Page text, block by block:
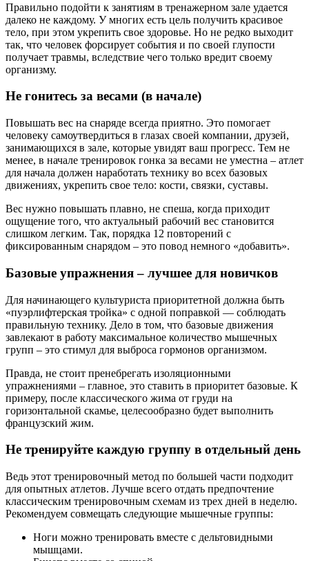
Правильно подойти к занятиям в тренажерном зале удается
далеко не каждому. У многих есть цель получить красивое
тело, при этом укрепить свое здоровье. Но не редко выходит
так, что человек форсирует события и по своей глупости
получает травмы, вследствие чего только вредит своему
организму.
Не гонитесь за весами (в начале)
Повышать вес на снаряде всегда приятно. Это помогает
человеку самоутвердиться в глазах своей компании, друзей,
занимающихся в зале, которые увидят ваш прогресс. Тем не
менее, в начале тренировок гонка за весами не уместна – атлет
для начала должен наработать технику во всех базовых
движениях, укрепить свое тело: кости, связки, суставы.
Вес нужно повышать плавно, не спеша, когда приходит
ощущение того, что актуальный рабочий вес становится
слишком легким. Так, порядка 12 повторений с
фиксированным снарядом – это повод немного «добавить».
Базовые упражнения – лучшее для новичков
Для начинающего культуриста приоритетной должна быть
«пуэрлифтерская тройка» с одной поправкой — соблюдать
правильную технику. Дело в том, что базовые движения
завлекают в работу максимальное количество мышечных
групп – это стимул для выброса гормонов организмом.
Правда, не стоит пренебрегать изоляционными
упражнениями – главное, это ставить в приоритет базовые. К
примеру, после классического жима от груди на
горизонтальной скамье, целесообразно будет выполнить
французский жим.
Не тренируйте каждую группу в отдельный день
Ведь этот тренировочный метод по большей части подходит
для опытных атлетов. Лучше всего отдать предпочтение
классическим тренировочным схемам из трех дней в неделю.
Рекомендуем совмещать следующие мышечные группы:
Ноги можно тренировать вместе с дельтовидными
мышцами.